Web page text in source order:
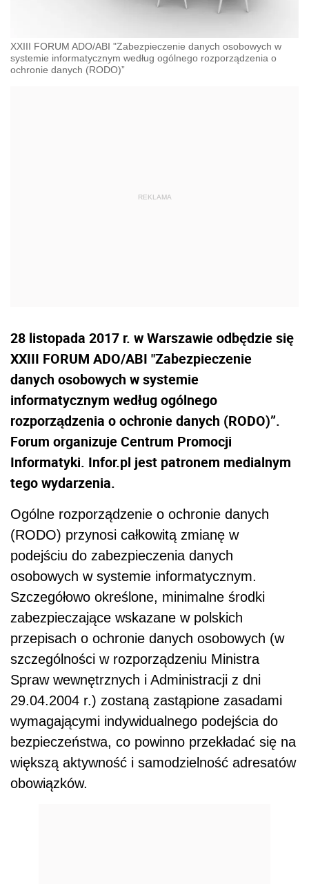
XXIII FORUM ADO/ABI "Zabezpieczenie danych osobowych w
systemie informatycznym według ogólnego rozporządzenia o
ochronie danych (RODO)”
28 listopada 2017 r. w Warszawie odbędzie się
XXIII FORUM ADO/ABI "Zabezpieczenie
danych osobowych w systemie
informatycznym według ogólnego
rozporządzenia o ochronie danych (RODO)”.
Forum organizuje Centrum Promocji
Informatyki. Infor.pl jest patronem medialnym
tego wydarzenia.
Ogólne rozporządzenie o ochronie danych
(RODO) przynosi całkowitą zmianę w
podejściu do zabezpieczenia danych
osobowych w systemie informatycznym.
Szczegółowo określone, minimalne środki
zabezpieczające wskazane w polskich
przepisach o ochronie danych osobowych (w
szczególności w rozporządzeniu Ministra
Spraw wewnętrznych i Administracji z dni
29.04.2004 r.) zostaną zastąpione zasadami
wymagającymi indywidualnego podejścia do
bezpieczeństwa, co powinno przekładać się na
większą aktywność i samodzielność adresatów
obowiązków.